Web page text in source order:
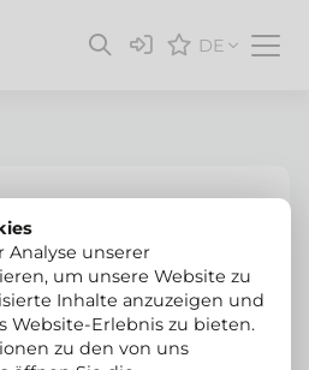
DE
Analyse unserer
um unsere Website zu
Inhalte anzuzeigen und
Website-Erlebnis zu bieten.
zu den von uns